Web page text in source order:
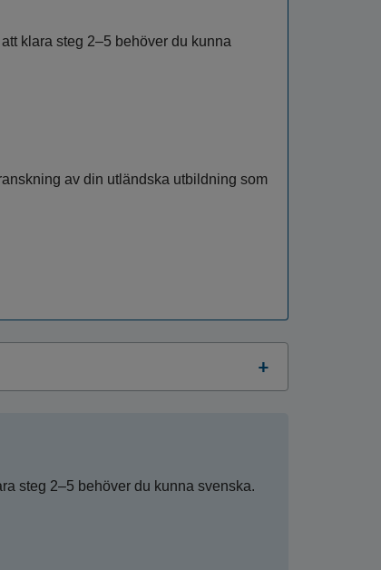
klara steg 2–5 behöver du kunna
av din utländska utbildning som
steg 2–5 behöver du kunna svenska.